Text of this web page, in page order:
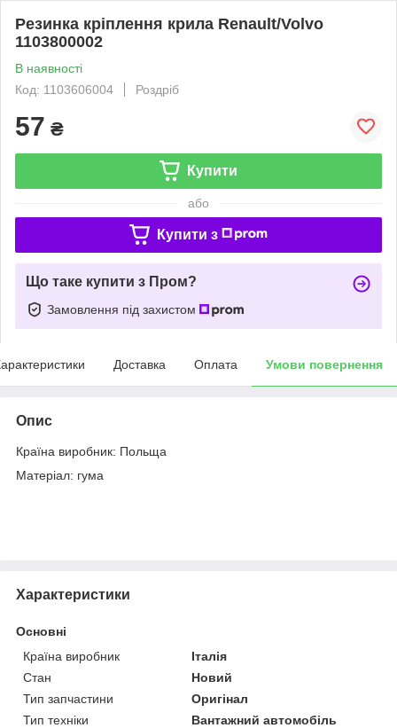
Резинка кріплення крила Renault/Volvo
1103800002
В наявності
Код: 1103606004
Роздріб
57 ₴
Купити
або
Купити з
Що таке купити з Пром?
Замовлення під захистом
Доставка Оплата Умови повернення
Опис
Країна виробник: Польща
Матеріал: гума
Характеристики
Основні
Країна виробник
Італія
Стан
Новий
Тип запчастини
Оригінал
Тип техніки
Вантажний автомобіль